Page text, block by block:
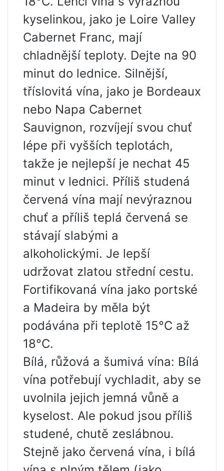
kyselinkou, jako je Loire Valley
Cabernet Franc, mají
chladnější teploty. Dejte na 90
minut do lednice. Silnější,
tříslovitá vína, jako je Bordeaux
nebo Napa Cabernet
Sauvignon, rozvíjejí svou chuť
lépe při vyšších teplotách,
takže je nejlepší je nechat 45
minut v lednici. Příliš studená
červená vína mají nevýraznou
chuť a příliš teplá červená se
stávají slabými a
alkoholickými. Je lepší
udržovat zlatou střední cestu.
Fortifikovaná vína jako portské
a Madeira by měla být
podávána při teplotě 15°C až
18°C.
Bílá, růžová a šumivá vína: Bílá
vína potřebují vychladit, aby se
uvolnila jejich jemná vůně a
kyselost. Ale pokud jsou příliš
studené, chutě zeslábnou.
Stejně jako červená vína, i bílá